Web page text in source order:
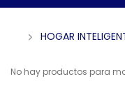
HOGAR
No hay productos para